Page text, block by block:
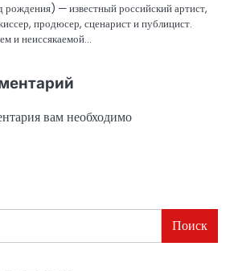
— известный российский артист,
продюсер, сценарист и публицист.
и неиссякаемой…
вам необходимо
Поиск